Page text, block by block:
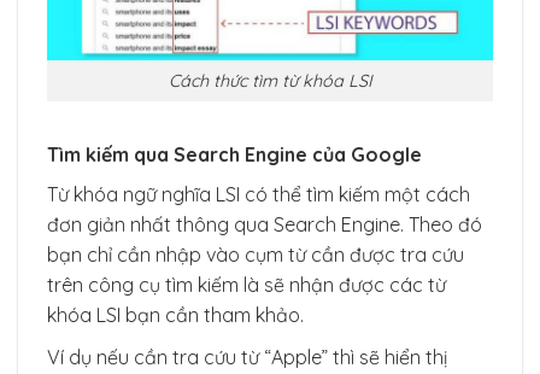
Cách thức tìm từ khóa LSI
Tìm kiếm qua Search Engine của Google
Từ khóa ngữ nghĩa LSI có thể tìm kiếm một cách
đơn giản nhất thông qua Search Engine. Theo đó
bạn chỉ cần nhập vào cụm từ cần được tra cứu
trên công cụ tìm kiếm là sẽ nhận được các từ
khóa LSI bạn cần tham khảo.
Ví dụ nếu cần tra cứu từ “Apple” thì sẽ hiển thị